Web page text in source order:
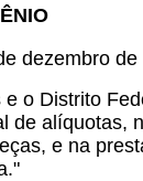
dezembro
o Distrito
alíquotas,
e na